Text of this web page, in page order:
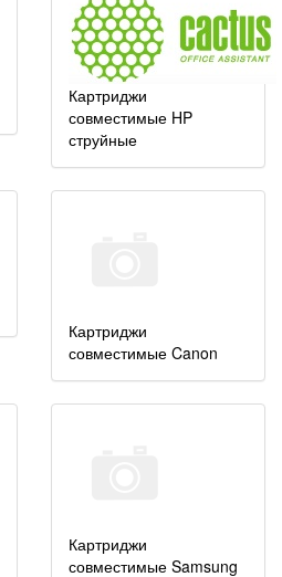
Картриджи
совместимые HP
струйные
Картриджи
совместимые Canon
Картриджи
совместимые Samsung